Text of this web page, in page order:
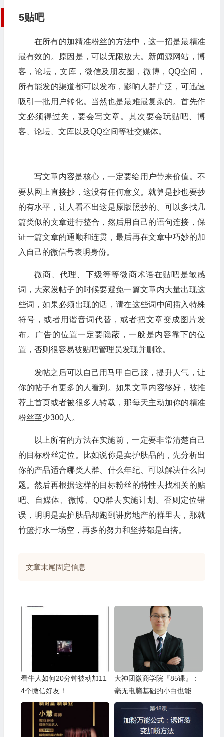
5贴吧
在所有的加精准粉丝的方法中，这一招是最精准
最有效的。原因是，可以无限放大。新闻源网站，博
客，论坛，文库，微信及朋友圈，微博，QQ空间，
所有能发的渠道都可以发布，影响人群广泛，可迅速
吸引一批用户转化。当然也是最难最复杂的。首先作
文必须得过关，要会写文章。其次要会玩贴吧、博
客、论坛、文库以及QQ空间等社交媒体。
写文章内容是核心，一定要给用户带来价值。不
要从网上直接抄，这没有任何意义。就算是抄也要抄
的有水平，让人看不出这是原版照抄的。可以多找几
篇类似的文章进行整合，然后用自己的语句连接，保
证一篇文章的通顺和连贯，最后再在文章中巧妙的加
入自己的微信号表明身份。
微商、代理、下级等等微商术语在贴吧是敏感
词，大家发帖子的时候要避免一篇文章内大量出现这
些词，如果必须出现的话，请在这些词中间插入特殊
符号，或者用谐音词代替，或者把文章变成图片发
布。广告的位置一定要隐蔽，一般是内容靠下的位
置，否则很容易被贴吧管理员发现并删除。
发帖之后可以自己用马甲自己踩，提升人气，让
你的帖子有更多的人看到。如果文章内容够好，被推
荐上首页或者被很多人转载，那每天主动加你的精准
粉丝至少300人。
以上所有的方法在实施前，一定要非常清楚自己
的目标粉丝定位。比如说你是卖护肤品的，先分析出
你的产品适合哪类人群、什么年纪、可以解决什么问
题。然后再根据这样的目标粉丝的特性去找相关的贴
吧、自媒体、微博、QQ群去实施计划。否则定位错
误，明明是卖护肤品却跑到讲房地产的群里去，那就
竹篮打水一场空，再多的努力和坚持都是白搭。
文章末尾固定信息
看牛人如何20分钟被动加11
4个微信好友！
大神团微商学院『85课』：
毫无电脑基础的小白也能批
量加到真实、活跃、本地
的，非微商宝妈好友，并且
高效率留存粉丝和有效转化